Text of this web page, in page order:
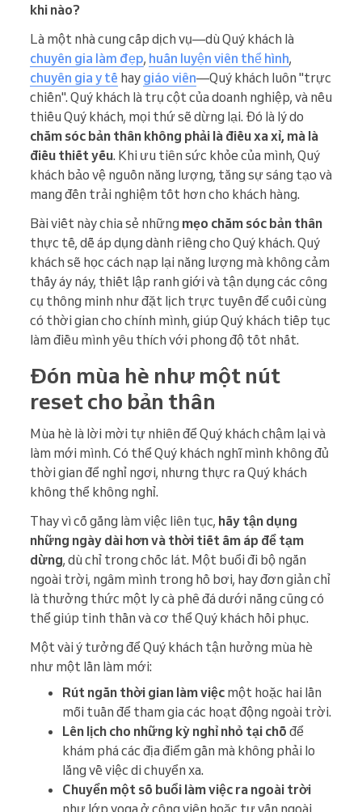
khi nào?
Là một nhà cung cấp dịch vụ—dù Quý khách là
chuyên gia làm đẹp, huấn luyện viên thể hình,
chuyên gia y tế hay giáo viên—Quý khách luôn "trực
chiến". Quý khách là trụ cột của doanh nghiệp, và nếu
thiếu Quý khách, mọi thứ sẽ dừng lại. Đó là lý do
chăm sóc bản thân không phải là điều xa xỉ, mà là
điều thiết yếu. Khi ưu tiên sức khỏe của mình, Quý
khách bảo vệ nguồn năng lượng, tăng sự sáng tạo và
mang đến trải nghiệm tốt hơn cho khách hàng.
Bài viết này chia sẻ những mẹo chăm sóc bản thân
thực tế, dễ áp dụng dành riêng cho Quý khách. Quý
khách sẽ học cách nạp lại năng lượng mà không cảm
thấy áy náy, thiết lập ranh giới và tận dụng các công
cụ thông minh như đặt lịch trực tuyến để cuối cùng
có thời gian cho chính mình, giúp Quý khách tiếp tục
làm điều mình yêu thích với phong độ tốt nhất.
Đón mùa hè như một nút
reset cho bản thân
Mùa hè là lời mời tự nhiên để Quý khách chậm lại và
làm mới mình. Có thể Quý khách nghĩ mình không đủ
thời gian để nghỉ ngơi, nhưng thực ra Quý khách
không thể không nghỉ.
Thay vì cố gắng làm việc liên tục, hãy tận dụng
những ngày dài hơn và thời tiết ấm áp để tạm
dừng, dù chỉ trong chốc lát. Một buổi đi bộ ngắn
ngoài trời, ngâm mình trong hồ bơi, hay đơn giản chỉ
là thưởng thức một ly cà phê đá dưới nắng cũng có
thể giúp tinh thần và cơ thể Quý khách hồi phục.
Một vài ý tưởng để Quý khách tận hưởng mùa hè
như một lần làm mới:
Rút ngắn thời gian làm việc một hoặc hai lần
mỗi tuần để tham gia các hoạt động ngoài trời.
Lên lịch cho những kỳ nghỉ nhỏ tại chỗ để
khám phá các địa điểm gần mà không phải lo
lắng về việc di chuyển xa.
Chuyển một số buổi làm việc ra ngoài trời